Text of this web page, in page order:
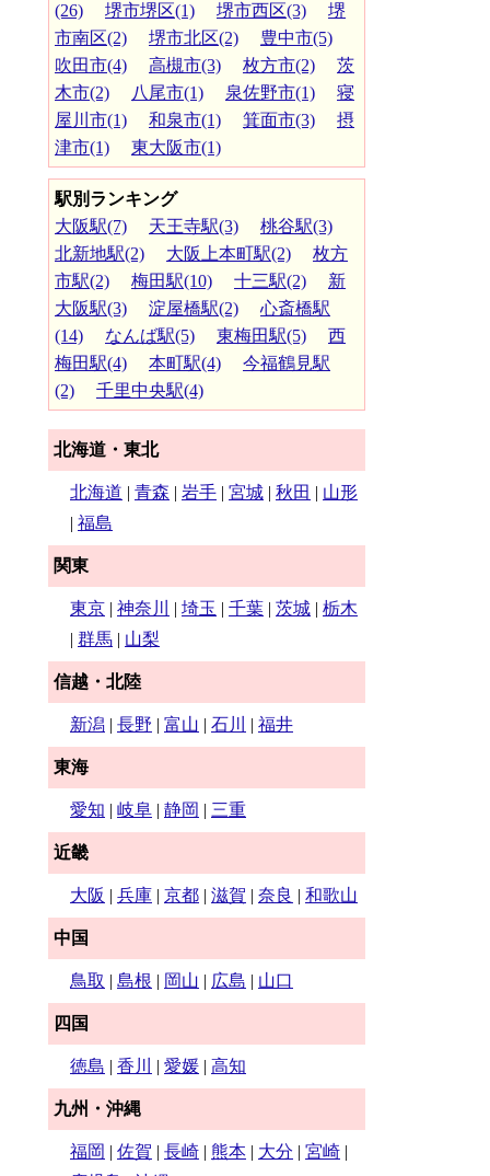
(26)
堺市堺区(1) 堺市西区(3)
堺
市南区(2)
堺市北区(2)
豊中市(5)
吹田市(4)
高槻市(3) 枚方市(2)
茨
木市(2)
八尾市(1) 泉佐野市(1)
寝
屋川市(1)
和泉市(1) 箕面市(3)
摂
津市(1)
東大阪市(1)
駅別ランキング
大阪駅(7)
天王寺駅(3)
桃谷駅(3)
北新地駅(2)
大阪上本町駅(2)
枚方
市駅(2)
梅田駅(10) 十三駅(2)
新
大阪駅(3)
淀屋橋駅(2)
心斎橋駅
(14)
なんば駅(5) 東梅田駅(5)
西
梅田駅(4)
本町駅(4)
今福鶴見駅
(2)
千里中央駅(4)
北海道・東北
北海道 | 青森 | 岩手 | 宮城 | 秋田 | 山形
| 福島
関東
東京 | 神奈川 | 埼玉 | 千葉 | 茨城 | 栃木
| 群馬 | 山梨
信越・北陸
新潟 | 長野 | 富山 | 石川 | 福井
東海
愛知 | 岐阜 | 静岡 | 三重
近畿
大阪 | 兵庫 | 京都 | 滋賀 | 奈良 | 和歌山
中国
鳥取 | 島根 | 岡山 | 広島 | 山口
四国
徳島 | 香川 | 愛媛 | 高知
九州・沖縄
福岡 | 佐賀 | 長崎 | 熊本 | 大分 | 宮崎 |